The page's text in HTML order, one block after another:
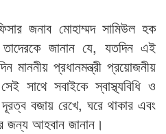
জনাব মোহাম্মদ সামিউল হক
জানান যে, যতদিন এই
মাননীয় প্রধানমন্ত্রী প্রয়োজনীয়
সাথে সবাইকে স্বাস্থ্যবিধি ও
দূরত্ব বজায় রেখে, ঘরে থাকার এবং
জন্য আহবান জানান।